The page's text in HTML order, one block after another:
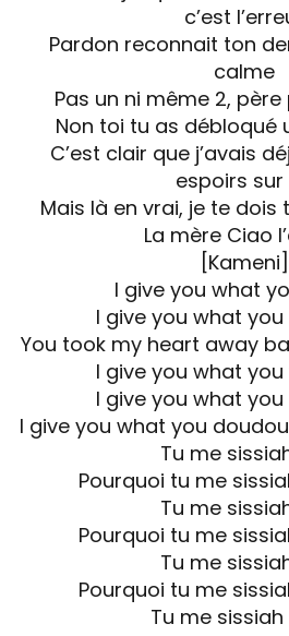
c’est
Pardon reconnait ton
calme
Pas un ni même 2,
Non toi tu as débloqué
C’est clair que j’avais
espoirs sur
Mais là en vrai, je te
La mère Ciao
[Kameni]
I give you what
I give you what
You took my heart away
I give you what
I give you what
I give you what you
Tu me
Pourquoi tu me
Tu me
Pourquoi tu me
Tu me
Pourquoi tu me
Tu me